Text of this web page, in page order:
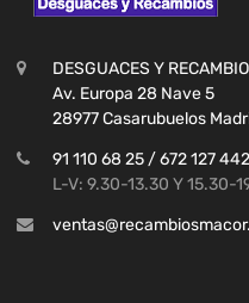
DESGUACES Y
Av. Europa 28 Nave 5
28977 Casarubuelos
91 110 68 25 / 672 127 442
L-V: 9.30-13.30 Y 15.30-